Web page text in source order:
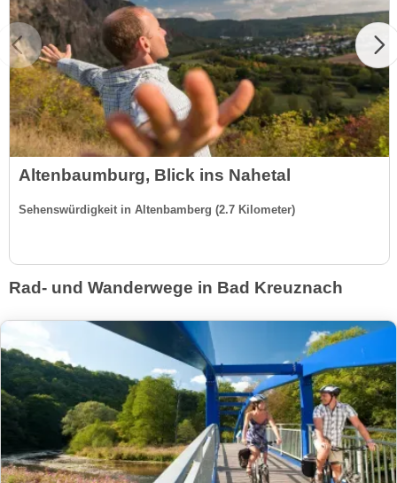
Altenbaumburg, Blick ins Nahetal
Sehenswürdigkeit in Altenbamberg (2.7 Kilometer)
Rad- und Wanderwege in Bad Kreuznach